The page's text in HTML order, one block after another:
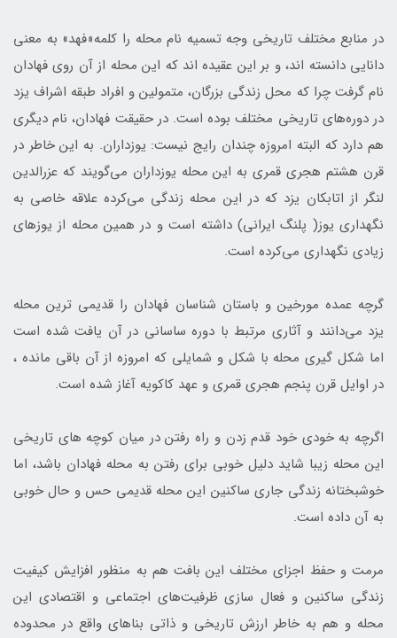
در منابع مختلف تاریخی وجه تسمیه نام محله را کلمه«فهد» به معنی
دانایی دانسته­ اند، و بر این عقیده­ اند که این محله از آن روی فهادان
نام گرفت چرا که محل زندگی بزرگان، متمولین و افراد طبقه اشراف یزد
در دوره­‌های تاریخی مختلف بوده ­است. در حقیقت فهادان، نام دیگری
هم دارد که البته امروزه چندان رایج نیست: یوزداران. به این خاطر در
قرن هشتم هجری قمری به این محله یوزداران می­‌گویند که عزرالدین
لنگر از اتابکان یزد که در این محله زندگی می­‌کرده علاقه خاصی به
نگهداری یوز( پلنگ ایرانی) داشته است و در همین محله از یوزهای
زیادی نگهداری می‌­کرده است.
گرچه عمده مورخین و باستان شناسان فهادان را قدیمی ­ترین محله
یزد می­‌دانند و آثاری مرتبط با دوره ساسانی در آن یافت شده است
اما شکل­ گیری محله با شکل و شمایلی که امروزه از آن باقی مانده ،
در اوایل قرن پنجم هجری قمری و عهد کاکویه آغاز شده است.
اگرچه به خودی خود قدم زدن و راه رفتن در میان کوچه ­های تاریخی
این محله زیبا شاید دلیل خوبی برای رفتن به محله فهادان باشد، اما
خوشبختانه زندگی جاری ساکنین این محله قدیمی حس و حال خوبی
به آن داده است.
مرمت و حفظ اجزای مختلف این بافت هم به منظور افزایش کیفیت
زندگی ساکنین و فعال ­سازی ظرفیت­‌های اجتماعی و اقتصادی این
محله و هم به خاطر ارزش تاریخی و ذاتی بناهای واقع در محدوده